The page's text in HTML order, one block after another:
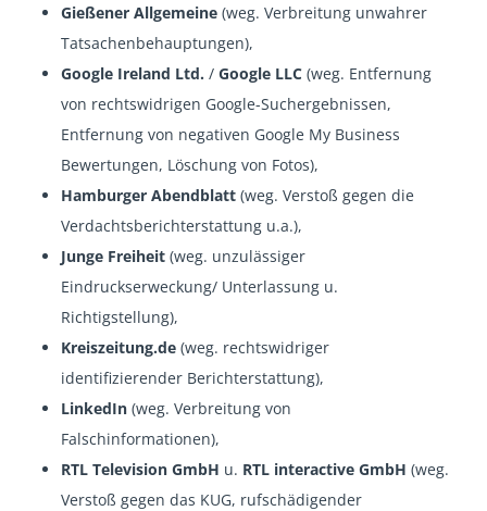
Gießener Allgemeine (weg. Verbreitung unwahrer
Tatsachenbehauptungen),
Google Ireland Ltd. /Google LLC (weg. Entfernung
von rechtswidrigen Google-Suchergebnissen,
Entfernung von negativen Google My Business
Bewertungen, Löschung von Fotos),
Hamburger Abendblatt (weg. Verstoß gegen die
Verdachtsberichterstattung u.a.),
Junge Freiheit (weg. unzulässiger
Eindruckserweckung/ Unterlassung u.
Richtigstellung),
Kreiszeitung.de (weg. rechtswidriger
identifizierender Berichterstattung),
LinkedIn (weg. Verbreitung von
Falschinformationen),
RTL Television GmbH u. RTL interactive GmbH (weg.
Verstoß gegen das KUG, rufschädigender